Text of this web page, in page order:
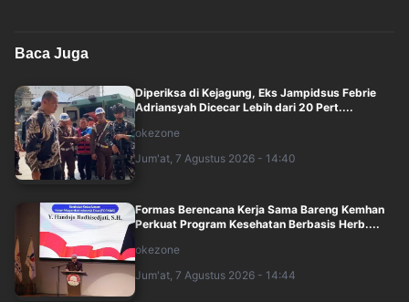
Baca Juga
Diperiksa di Kejagung, Eks Jampidsus Febrie
Adriansyah Dicecar Lebih dari 20 Pert....
okezone
Jum'at, 7 Agustus 2026 - 14:40
Formas Berencana Kerja Sama Bareng Kemhan
Perkuat Program Kesehatan Berbasis Herb....
okezone
Jum'at, 7 Agustus 2026 - 14:44